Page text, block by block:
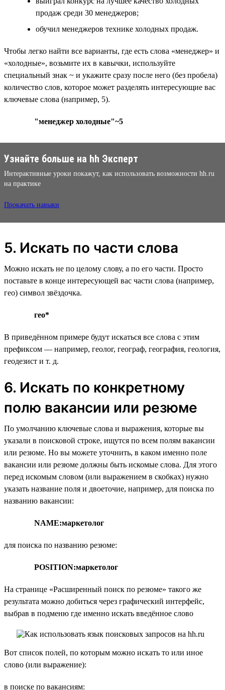
продаж среди 30 менеджеров;
обучил менеджеров технике холодных продаж.
Чтобы легко найти все варианты, где есть слова «менеджер» и
«холодные», возьмите их в кавычки, используйте
специальный знак ~ и укажите сразу после него (без пробела)
количество слов, которое может разделять интересующие вас
ключевые слова (например, 5).
"менеджер холодные"~5
Узнайте больше на hh Эксперт
Интерактивные уроки покажут, как использовать возможности hh.ru
на практике
Прокачать навыки
5. Искать по части слова
Можно искать не по целому слову, а по его части. Просто
поставьте в конце интересующей вас части слова (например,
гео) символ звёздочка.
гео*
В приведённом примере будут искаться все слова с этим
префиксом — например, геолог, географ, география, геология,
геодезист и т. д.
6. Искать по конкретному
полю вакансии или резюме
По умолчанию ключевые слова и выражения, которые вы
указали в поисковой строке, ищутся по всем полям вакансии
или резюме. Но вы можете уточнить, в каком именно поле
вакансии или резюме должны быть искомые слова. Для этого
перед искомым словом (или выражением в скобках) нужно
указать название поля и двоеточие, например, для поиска по
названию вакансии:
NAME:маркетолог
для поиска по названию резюме:
POSITION:маркетолог
На странице «Расширенный поиск по резюме» такого же
результата можно добиться через графический интерфейс,
выбрав в подменю где именно искать введённое слово
Вот список полей, по которым можно искать то или иное
слово (или выражение):
в поиске по вакансиям: